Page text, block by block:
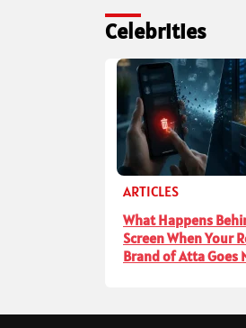
Celebrities
ARTICLES
What Happens
Screen When Your
Brand of Atta Goes